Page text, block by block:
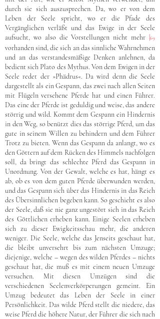
durch sie sich auszusprechen. Da, wo er von dem
Leben der Seele spricht, wo er die Pfade des
Vergänglichen verläßt und das Ewige in der Seele
aufsucht, wo also die Vorstellungen nicht mehr
69
vorhanden sind, die sich an das sinnliche Wahrnehmen
und an das verstandesmäßige Denken anlehnen, da
bedient sich Plato des Mythus. Von dem Ewigen in der
Seele redet der »Phädrus«. Da wird denn die Seele
dargestellt als ein Gespann, das zwei nach allen Seiten
mit Flügeln versehene Pferde hat und einen Führer.
Das eine der Pferde ist geduldig und weise, das andere
störrig und wild. Kommt dem Gespann ein Hindernis
in den Weg, so benützt dies das störrige Pferd, um das
gute in seinem Willen zu behindern und dem Führer
Trotz zu bieten. Wenn das Gespann da anlangt, wo es
den Göttern auf dem Rücken des Himmels nachfolgen
soll, da bringt das schlechte Pferd das Gespann in
Unordnung. Von der Gewalt, welche es hat, hängt es
ab, ob es von dem guten Pferde überwunden werden,
und das Gespann sich über das Hindernis in das Reich
des Übersinnlichen begeben kann. So geschieht es also
der Seele, daß sie nie ganz ungestört sich in das Reich
des Göttlichen erheben kann. Einige Seelen erheben
sich zu dieser Ewigkeitsschau mehr, die anderen
weniger. Die Seele, welche das Jenseits geschaut hat,
die bleibt unversehrt bis zum nächsten Umzuge;
diejenige, welche – wegen des wilden Pferdes – nichts
geschaut hat, die muß es mit einem neuen Umzuge
versuchen. Mit diesen Umzügen sind die
verschiedenen Seelenverkörperungen gemeint. Ein
Umzug bedeutet das Leben der Seele in einer
Persönlichkeit. Das wilde Pferd stellt die niedere, das
weise Pferd die höhere Natur, der Führer die sich nach